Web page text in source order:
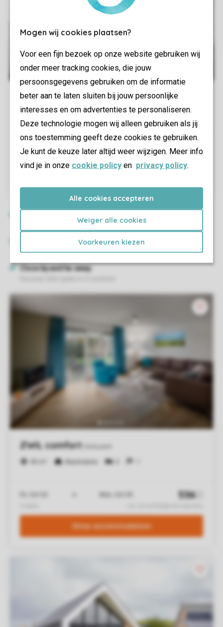
Mogen wij cookies plaatsen?
Voor een fijn bezoek op onze website gebruiken wij
onder meer tracking cookies, die jouw
persoonsgegevens gebruiken om de informatie
beter aan te laten sluiten bij jouw persoonlijke
interesses en om advertenties te personaliseren.
Deze technologie mogen wij alleen gebruiken als jij
ons toestemming geeft deze cookies te gebruiken.
Je kunt de keuze later altijd weer wijzigen. Meer info
vind je in onze cookie policy en privacy policy.
Alle cookies accepteren
Weiger alle cookies
Voorkeuren kiezen